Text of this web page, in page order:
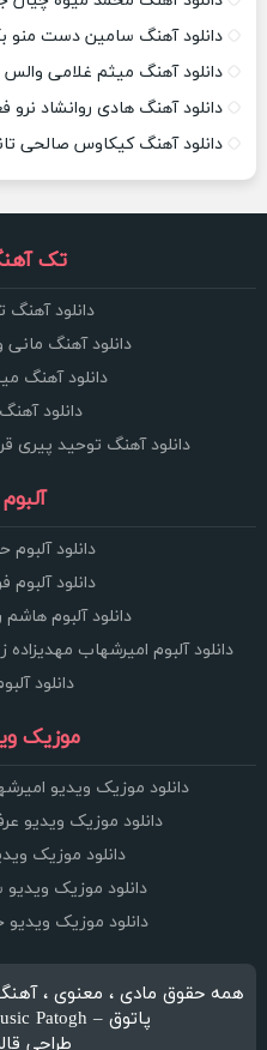
دانلود آهنگ سامین دست منو
دانلود آهنگ میثم غلامی
دانلود آهنگ هادی روانشاد نرو
دانلود آهنگ کیکاوس صالحی
تک
دانلود آهنگ
دانلود آهنگ
دانلود آهنگ
دانلود
دانلود آهنگ توحید پیری
دانلود
دانلود آلبوم
دانلود آلبوم
دانلود آلبوم امیرشهاب
دانلود
موزیک
دانلود موزیک ویدیو
دانلود موزیک ویدیو
دانلود موزیک
دانلود موزیک
دانلود موزیک
همه حقوق مادی ، معنوی ،
پاتوق – Music Patogh محفوظ می باشد.
طراحی